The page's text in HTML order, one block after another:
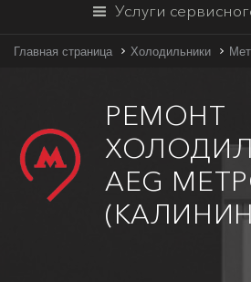
Услуги
Главная страница Холодильники
РЕМОНТ
AEG